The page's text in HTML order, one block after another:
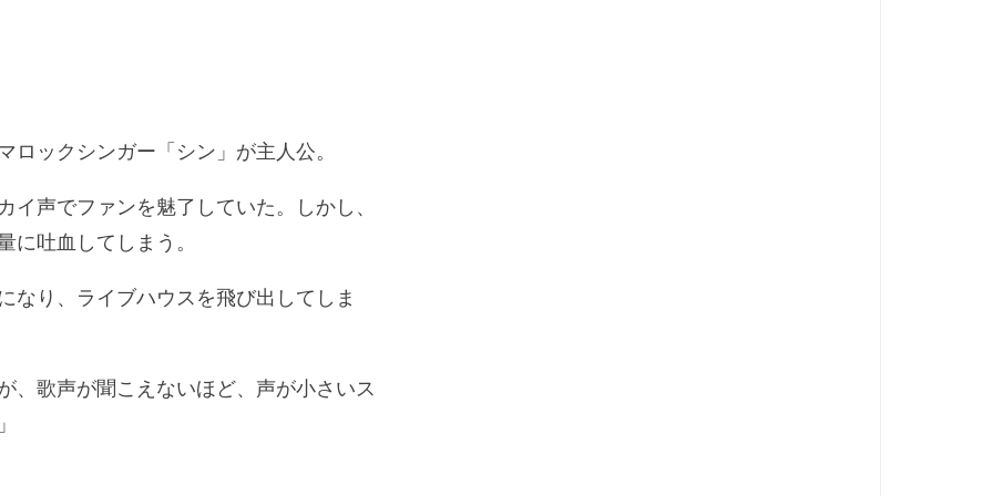
ックシンガー「シン」が主人公。
声でファンを魅了していた。しかし、
に吐血してしまう。
なり、ライブハウスを飛び出してしま
、歌声が聞こえないほど、声が小さいス